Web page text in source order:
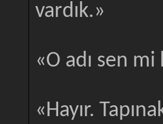
vardık.»
«O adı sen
«Hayır.